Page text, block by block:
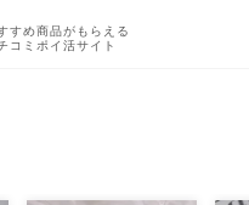
すめ商品がもらえる
コミポイ活サイト